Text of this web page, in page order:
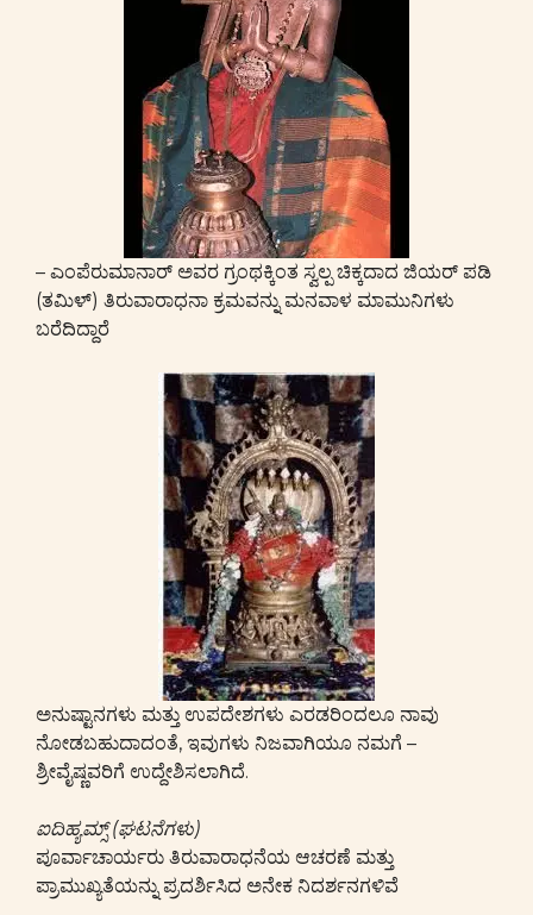
– ಎಂಪೆರುಮಾನಾರ್ ಅವರ ಗ್ರಂಥಕ್ಕಿಂತ ಸ್ವಲ್ಪ ಚಿಕ್ಕದಾದ ಜಿಯರ್ ಪಡಿ
(ತಮಿಳ್) ತಿರುವಾರಾಧನಾ ಕ್ರಮವನ್ನು ಮನವಾಳ ಮಾಮುನಿಗಳು
ಬರೆದಿದ್ದಾರೆ
ಅನುಷ್ಟಾನಗಳು ಮತ್ತು ಉಪದೇಶಗಳು ಎರಡರಿಂದಲೂ ನಾವು
ನೋಡಬಹುದಾದಂತೆ, ಇವುಗಳು ನಿಜವಾಗಿಯೂ ನಮಗೆ –
ಶ್ರೀವೈಷ್ಣವರಿಗೆ ಉದ್ದೇಶಿಸಲಾಗಿದೆ.
ಐದಿಹ್ಯಮ್ಸ್ (ಘಟನೆಗಳು)
ಪೂರ್ವಾಚಾರ್ಯರು ತಿರುವಾರಾಧನೆಯ ಆಚರಣೆ ಮತ್ತು
ಪ್ರಾಮುಖ್ಯತೆಯನ್ನು ಪ್ರದರ್ಶಿಸಿದ ಅನೇಕ ನಿದರ್ಶನಗಳಿವೆ